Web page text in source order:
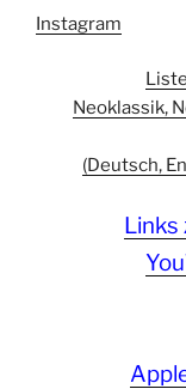
Instagram
Neoklassik,
(Deutsch,
Links